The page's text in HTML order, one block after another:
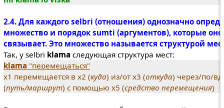
2.4. Для каждого selbri (отношения) однозначно
множество и порядок sumti (аргументов), которые оно
связывает. Это множество называется структурой
Так, у selbri klama следующая структура мест:
klama "перемещаться"
х1 перемещается в х2 (куда) из/от х3 (откуда) через/по/
(путь/маршрут) с помощью х5 (средство перемещения)